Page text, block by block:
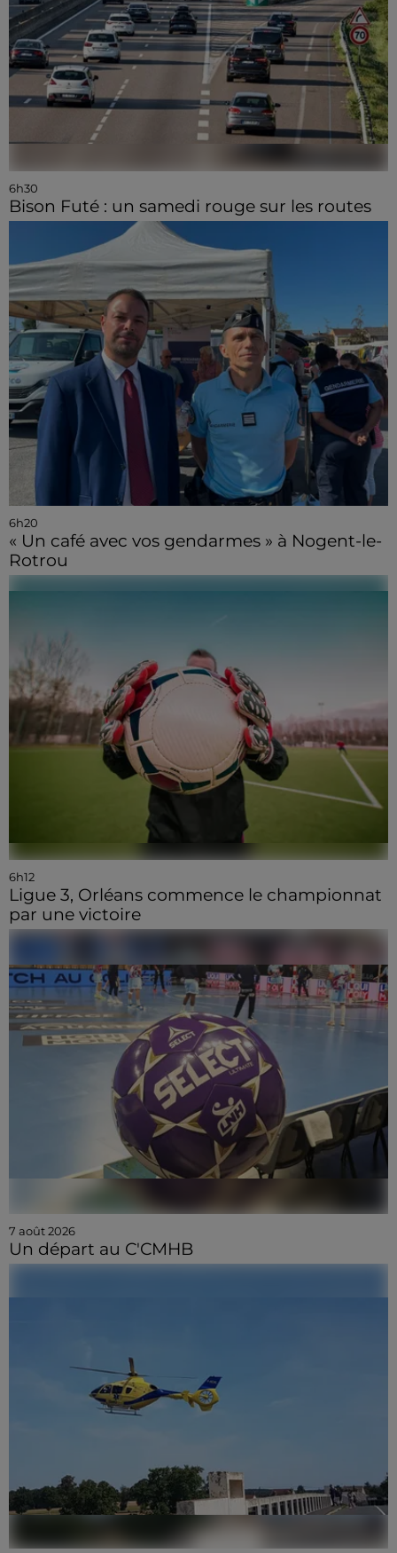
6h30
Bison Futé : un samedi rouge sur les routes
6h20
« Un café avec vos gendarmes » à Nogent-le-
Rotrou
6h12
Ligue 3, Orléans commence le championnat
par une victoire
7 août 2026
Un départ au C'CMHB